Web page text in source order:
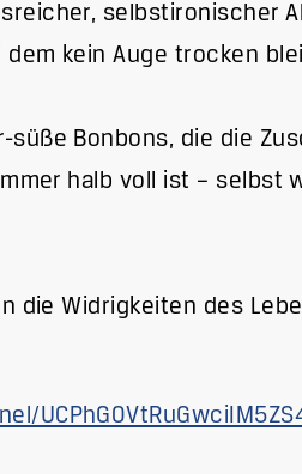
selbstironischer
kein Auge trocken
Bonbons, die die
halb voll ist – selbst
die Widrigkeiten des